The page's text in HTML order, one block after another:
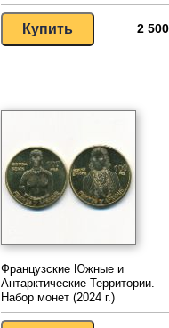
2
Французские Южные и
Антарктические Территории.
Набор монет (2024 г.)